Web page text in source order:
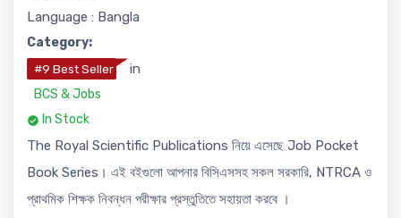
Language : Bangla
Category:
#9 Best Seller in
BCS & Jobs
In Stock
The Royal Scientific Publications নিয়ে এসেছে Job Pocket
Book Series। এই বইগুলো আপনার বিসিএসসহ সকল সরকারি, NTRCA ও
প্রাথমিক শিক্ষক নিবন্ধন পরীক্ষার প্রস্তুতিতে সহায়তা করবে ।